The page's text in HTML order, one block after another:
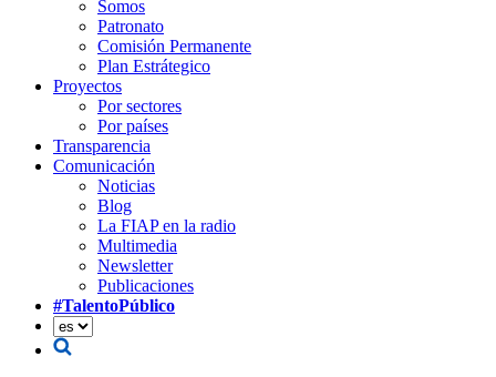
Somos
Patronato
Comisión Permanente
Plan Estrátegico
Proyectos
Por sectores
Por países
Transparencia
Comunicación
Noticias
Blog
La FIAP en la radio
Multimedia
Newsletter
Publicaciones
#TalentoPúblico